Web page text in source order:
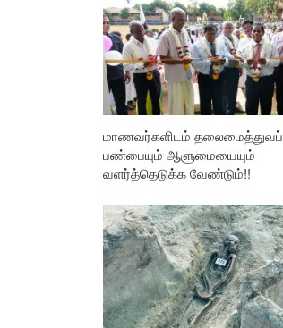
மாணவர்களிடம் தலைமைத்துவப்
பண்பையும் ஆளுமையையும்
வளர்த்தெடுக்க வேண்டும்!!